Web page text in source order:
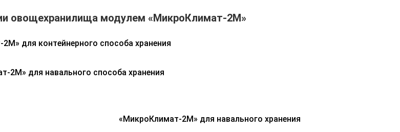
овощехранилища модулем «МикроКлимат-2М»
для контейнерного способа хранения
2М» для навального способа хранения
«МикроКлимат-2М» для навального хранения